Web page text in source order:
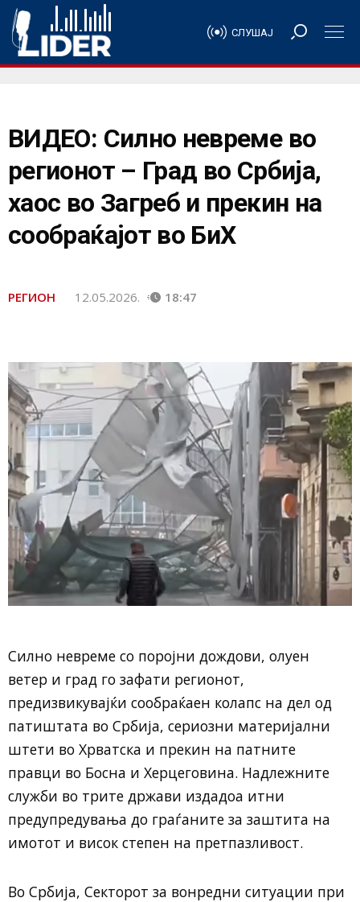
СЛУШАЈ
ВИДЕО: Силно невреме во
регионот – Град во Србија,
хаос во Загреб и прекин на
сообраќајот во БиХ
РЕГИОН 12.05.2026. 18:47
Силно невреме со поројни дождови, олуен
ветер и град го зафати регионот,
предизвикувајќи сообраќаен колапс на дел од
патиштата во Србија, сериозни материјални
штети во Хрватска и прекин на патните
правци во Босна и Херцеговина. Надлежните
служби во трите држави издадоа итни
предупредувања до граѓаните за заштита на
имотот и висок степен на претпазливост.
Во Србија, Секторот за вонредни ситуации при